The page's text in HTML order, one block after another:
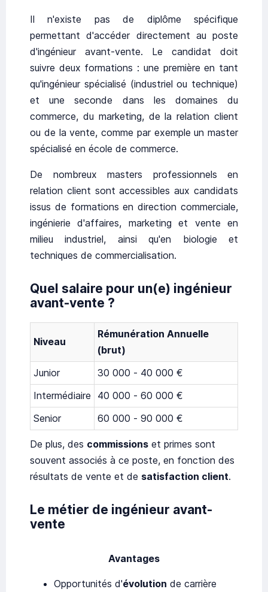
Il n'existe pas de diplôme spécifique
permettant d'accéder directement au poste
d'ingénieur avant-vente. Le candidat doit
suivre deux formations : une première en tant
qu'ingénieur spécialisé (industriel ou technique)
et une seconde dans les domaines du
commerce, du marketing, de la relation client
ou de la vente, comme par exemple un master
spécialisé en école de commerce.
De nombreux masters professionnels en
relation client sont accessibles aux candidats
issus de formations en direction commerciale,
ingénierie d'affaires, marketing et vente en
milieu industriel, ainsi qu'en biologie et
techniques de commercialisation.
Quel salaire pour un(e) ingénieur
avant-vente ?
Niveau
Rémunération Annuelle
(brut)
Junior
30 000 - 40 000 €
Intermédiaire
40 000 - 60 000 €
Senior
60 000 - 90 000 €
De plus, des commissions et primes sont
souvent associés à ce poste, en fonction des
résultats de vente et de satisfaction client.
Le métier de ingénieur avant-
vente
Avantages
Opportunités d'évolution de carrière